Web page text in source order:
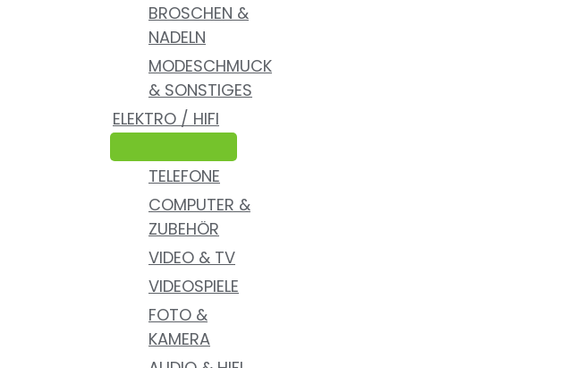
BROSCHEN &
NADELN
MODESCHMUCK
& SONSTIGES
ELEKTRO / HIFI
TELEFONE
COMPUTER &
ZUBEHÖR
VIDEO & TV
VIDEOSPIELE
FOTO &
KAMERA